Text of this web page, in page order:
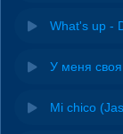
What's up -
У меня